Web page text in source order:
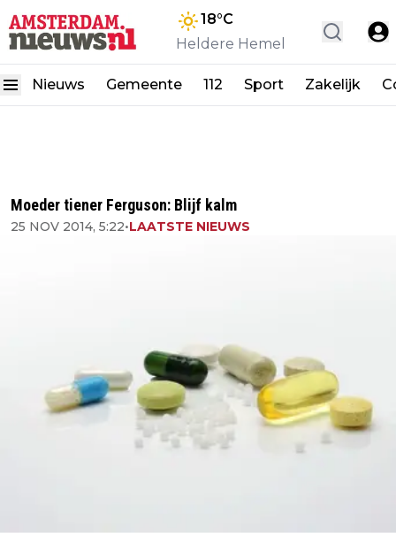
18°C
Heldere Hemel
Nieuws Gemeente 112 Sport Zakelijk
Moeder tiener Ferguson: Blijf kalm
25 NOV 2014, 5:22•LAATSTE NIEUWS